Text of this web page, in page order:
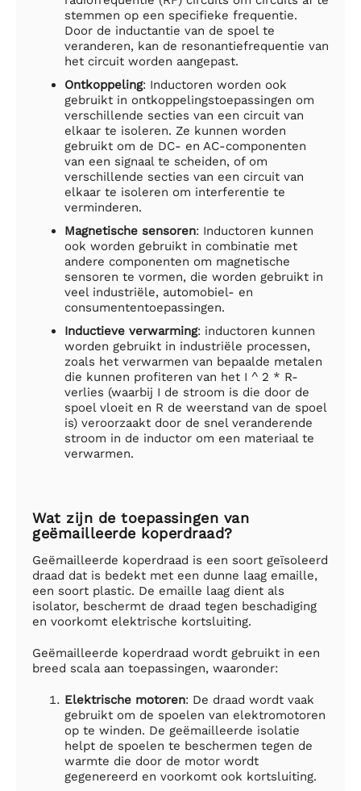
stemmen op een specifieke frequentie.
Door de inductantie van de spoel te
veranderen, kan de resonantiefrequentie van
het circuit worden aangepast.
Ontkoppeling: Inductoren worden ook
gebruikt in ontkoppelingstoepassingen om
verschillende secties van een circuit van
elkaar te isoleren. Ze kunnen worden
gebruikt om de DC- en AC-componenten
van een signaal te scheiden, of om
verschillende secties van een circuit van
elkaar te isoleren om interferentie te
verminderen.
Magnetische sensoren: Inductoren kunnen
ook worden gebruikt in combinatie met
andere componenten om magnetische
sensoren te vormen, die worden gebruikt in
veel industriële, automobiel- en
consumententoepassingen.
Inductieve verwarming: inductoren kunnen
worden gebruikt in industriële processen,
zoals het verwarmen van bepaalde metalen
die kunnen profiteren van het I ^ 2 * R-
verlies (waarbij I de stroom is die door de
spoel vloeit en R de weerstand van de spoel
is) veroorzaakt door de snel veranderende
stroom in de inductor om een materiaal te
verwarmen.
Wat zijn de toepassingen van
geëmailleerde koperdraad?
Geëmailleerde koperdraad is een soort geïsoleerd
draad dat is bedekt met een dunne laag emaille,
een soort plastic. De emaille laag dient als
isolator, beschermt de draad tegen beschadiging
en voorkomt elektrische kortsluiting.
Geëmailleerde koperdraad wordt gebruikt in een
breed scala aan toepassingen, waaronder:
Elektrische motoren: De draad wordt vaak
gebruikt om de spoelen van elektromotoren
op te winden. De geëmailleerde isolatie
helpt de spoelen te beschermen tegen de
warmte die door de motor wordt
gegenereerd en voorkomt ook kortsluiting.